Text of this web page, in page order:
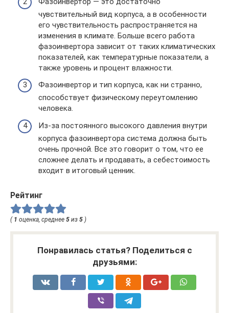
чувствительный вид корпуса, а в особенности
его чувствительность распространяется на
изменения в климате. Больше всего работа
фазоинвертора зависит от таких климатических
показателей, как температурные показатели, а
также уровень и процент влажности.
Фазоинвертор и тип корпуса, как ни странно,
способствует физическому переутомлению
человека.
Из-за постоянного высокого давления внутри
корпуса фазоинвертора система должна быть
очень прочной. Все это говорит о том, что ее
сложнее делать и продавать, а себестоимость
входит в итоговый ценник.
Рейтинг
( 1 оценка, среднее 5 из 5 )
Понравилась статья? Поделиться с
друзьями: